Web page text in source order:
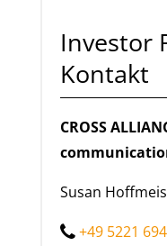
Investor
Kontakt
CROSS
Susan
+49 5221